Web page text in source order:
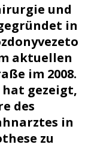
und
in
aktuellen
im 2008.
gezeigt,
des
in
zu